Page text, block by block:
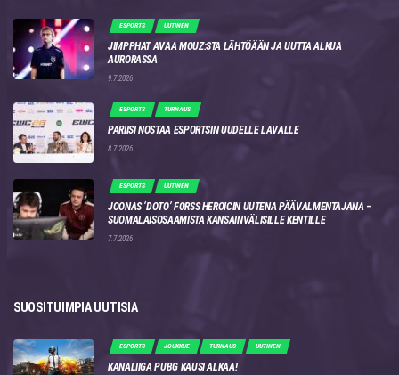
ESPORTS UUTINEN
JIMPPHAT AVAA MOUZ:STA LÄHTÖÄÄN JA UUTTA ALKUA
AURORASSA
9.7.2026
ESPORTS TURNAUS
PARIISI NOSTAA ESPORTSIN UUDELLE LAVALLE
8.7.2026
ESPORTS UUTINEN
JOONAS ‘DOTO’ FORSS HEROICIN UUTENA PÄÄVALMENTAJANA –
SUOMALAISOSAAMISTA KANSAINVÄLISILLE KENTILLE
7.7.2026
SUOSITUIMPIA UUTISIA
ESPORTS JOUKKUE TURNAUS UUTINEN
KANALIIGA PUBG KAUSI ALKAA!